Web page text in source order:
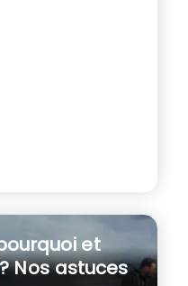
et
Nos astuces